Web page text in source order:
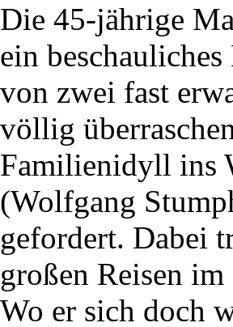
Die 45-jährige
ein
von zwei fast
völlig
Familienidyll ins
(Wolfgang
gefordert. Dabei
großen Reisen
Wo er sich doch